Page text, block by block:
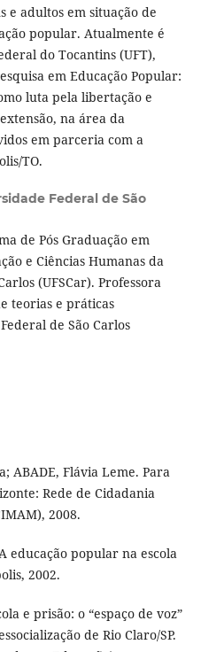
e adultos em situação de
popular. Atualmente é
do Tocantins (UFT),
em Educação Popular:
luta pela libertação e
na área da
em parceria com a
TO.
Federal de São
de Pós Graduação em
e Ciências Humanas da
(UFSCar). Professora
teorias e práticas
de São Carlos
ABADE, Flávia Leme. Para
Rede de Cidadania
2008.
educação popular na escola
2002.
e prisão: o “espaço de voz”
de Rio Claro/SP.